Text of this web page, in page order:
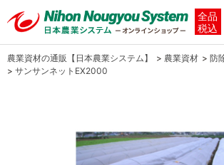
全品
税込
農業資材の通販【日本農業システム】 > 農業資材 > 防
> サンサンネットEX2000